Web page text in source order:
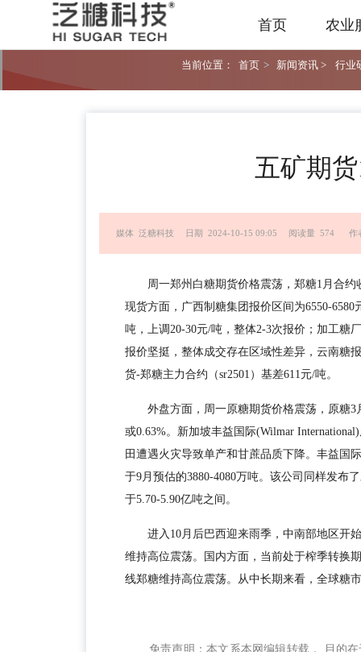
首页 农业
当前位置： 首页 > 新闻资讯 > 行业
五矿期
媒体 泛糖科技 日期 2024-10-15 09:05 阅读量 574 作
周一郑州白糖期货价格震荡，郑糖1月合
现货方面，广西制糖集团报价区间为6550-
吨，上调20-30元/吨，整体2-3次报价；加工糖
报价坚挺，整体成交存在区域性差异，云南糖
货-郑糖主力合约（sr2501）基差611元/吨。
外盘方面，周一原糖期货价格震荡，原糖
或0.63%。新加坡丰益国际(Wilmar
田遭遇火灾导致单产和甘蔗品质下降。丰益国
于9月预估的3880-4080万吨。该公司同样发布
于5.70-5.90亿吨之间。
进入10月后巴西迎来雨季，中南部地区开
维持高位震荡。国内方面，当前处于榨季转换
线郑糖维持高位震荡。从中长期来看，全球糖
免责声明：本文系本网编辑转载， 目的